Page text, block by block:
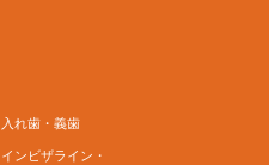
入れ歯・義歯
インビザライン・